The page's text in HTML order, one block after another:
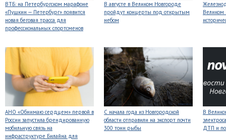
ВТБ: на Петербургском марафоне
«Пушкин — Петербург» появится
новая беговая трасса для
профессиональных спортсменов
В августе в Великом Новгороде
пройдут концерты под открытым
небом
Великом
АНО «Обнимаю сердцем» первой в
России запустила брендированную
мобильную связь на
инфраструктуре Билайна для
С начала года из Новгородской
области отправили на экспорт почти
300 тонн рыбы
В
ДТП и